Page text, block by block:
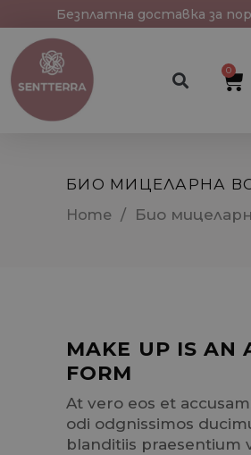
Безплатна доставка за
0
БИО МИЦЕЛАРНА
Home / Био
MAKE UP IS AN
FORM
At vero eos et
odi odgnissimos
blanditiis praesentium